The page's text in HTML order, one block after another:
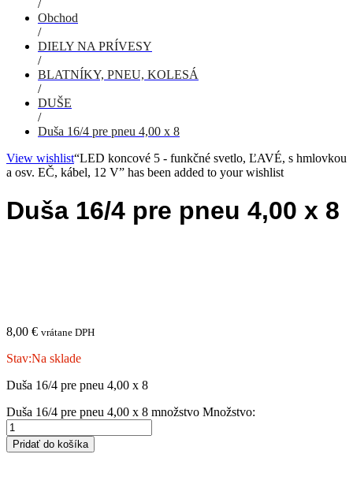
/
Obchod
/
DIELY NA PRÍVESY
/
BLATNÍKY, PNEU, KOLESÁ
/
DUŠE
/
Duša 16/4 pre pneu 4,00 x 8
View wishlist“LED koncové 5 - funkčné svetlo, ĽAVÉ, s hmlovkou
a osv. EČ, kábel, 12 V” has been added to your wishlist
Duša 16/4 pre pneu 4,00 x 8
8,00 € vrátane DPH
Stav:Na sklade
Duša 16/4 pre pneu 4,00 x 8
Duša 16/4 pre pneu 4,00 x 8 množstvo Množstvo:
Pridať do košíka